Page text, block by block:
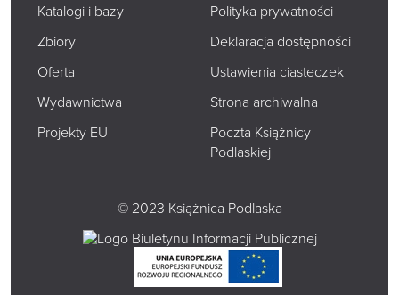
Katalogi i bazy
Zbiory
Oferta
Wydawnictwa
Projekty EU
Polityka prywatności
Deklaracja dostępności
Ustawienia ciasteczek
Strona archiwalna
Poczta Książnicy
Podlaskiej
© 2023 Książnica Podlaska